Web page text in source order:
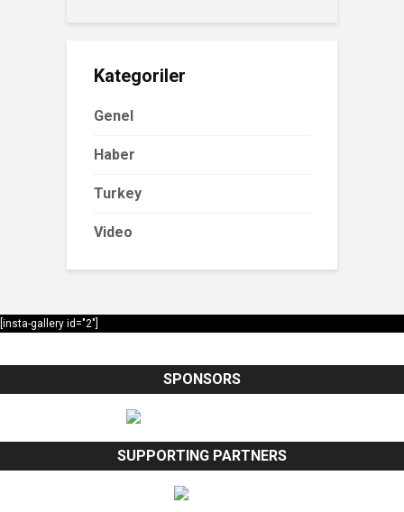
Kategoriler
Genel
Haber
Turkey
Video
[insta-gallery id="2"]
SPONSORS
SUPPORTING PARTNERS